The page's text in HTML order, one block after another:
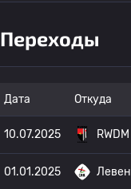
Переходы
Дата Откуда
10.07.2025 RWDM
01.01.2025 Левен